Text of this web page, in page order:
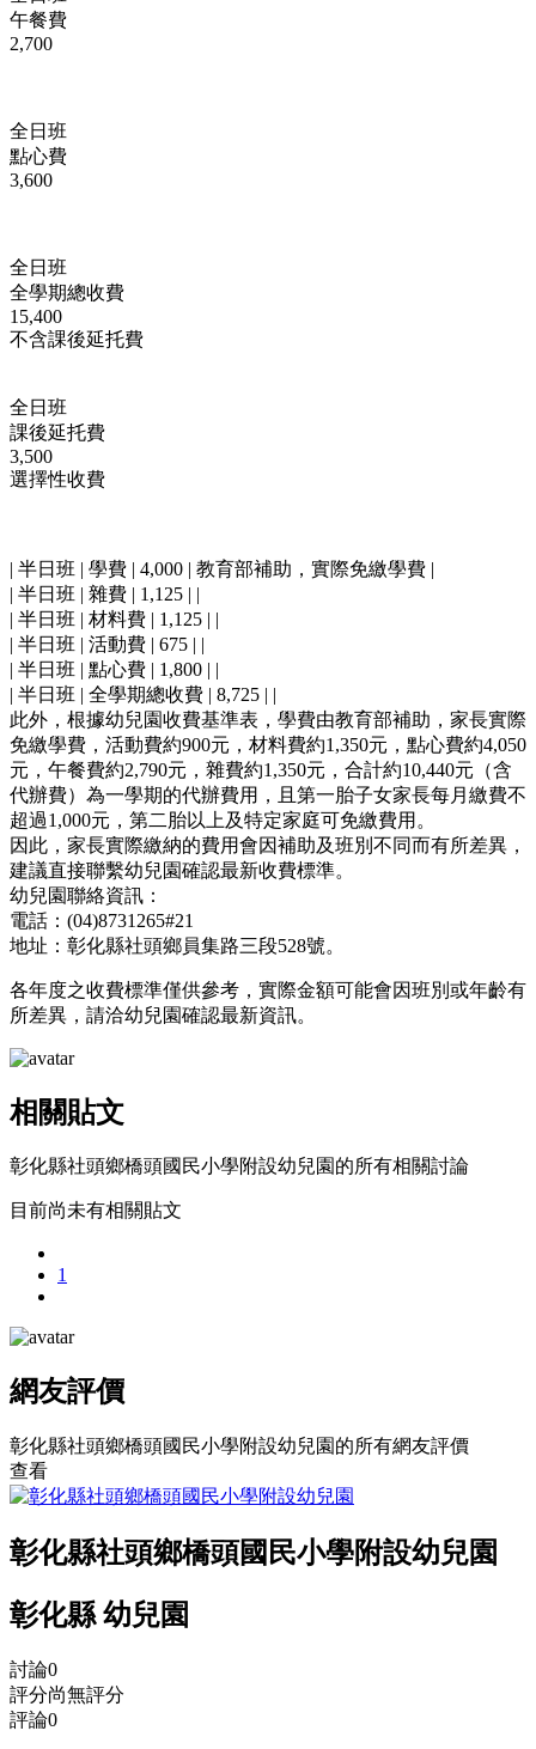
午餐費
2,700
全日班
點心費
3,600
全日班
全學期總收費
15,400
不含課後延托費
全日班
課後延托費
3,500
選擇性收費
| 半日班 | 學費 | 4,000 | 教育部補助，實際免繳學費 |
| 半日班 | 雜費 | 1,125 | |
| 半日班 | 材料費 | 1,125 | |
| 半日班 | 活動費 | 675 | |
| 半日班 | 點心費 | 1,800 | |
| 半日班 | 全學期總收費 | 8,725 | |
此外，根據幼兒園收費基準表，學費由教育部補助，家長實際
免繳學費，活動費約900元，材料費約1,350元，點心費約4,050
元，午餐費約2,790元，雜費約1,350元，合計約10,440元（含
代辦費）為一學期的代辦費用，且第一胎子女家長每月繳費不
超過1,000元，第二胎以上及特定家庭可免繳費用。
因此，家長實際繳納的費用會因補助及班別不同而有所差異，
建議直接聯繫幼兒園確認最新收費標準。
幼兒園聯絡資訊：
電話：(04)8731265#21
地址：彰化縣社頭鄉員集路三段528號。
各年度之收費標準僅供參考，實際金額可能會因班別或年齡有
所差異，請洽幼兒園確認最新資訊。
相關貼文
彰化縣社頭鄉橋頭國民小學附設幼兒園的所有相關討論
目前尚未有相關貼文
1
網友評價
彰化縣社頭鄉橋頭國民小學附設幼兒園的所有網友評價
查看
彰化縣社頭鄉橋頭國民小學附設幼兒園
彰化縣 幼兒園
討論0
評分尚無評分
評論0